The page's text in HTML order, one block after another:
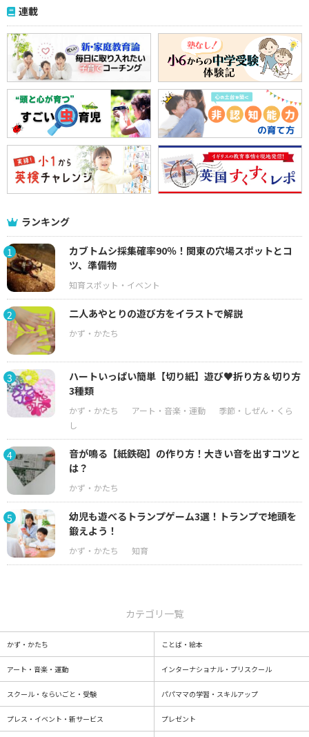
連載
ランキング
1
カブトムシ採集確率90％！関東の穴場スポットとコ
ツ、準備物
2 二人あやとりの遊び方をイラストで解説
3
ハートいっぱい簡単【切り紙】遊び♥折り方＆切り方
3種類
4
音が鳴る【紙鉄砲】の作り方！大きい音を出すコツと
は？
5
幼児も遊べるトランプゲーム3選！トランプで地頭を
鍛えよう！
カテゴリ一覧
かず・かたち ことば・絵本
アート・音楽・運動 インターナショナル・プリスクール
スクール・ならいごと・受験 パパママの学習・スキルアップ
プレス・イベント・新サービス プレゼント